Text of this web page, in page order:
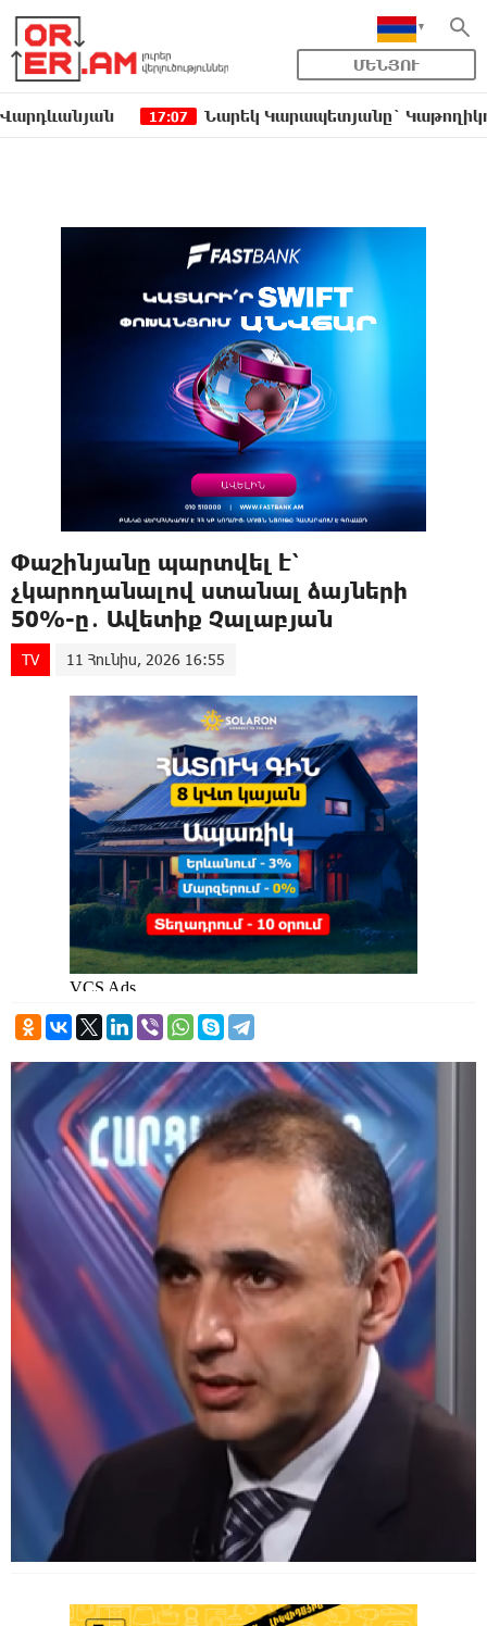
ՄԵՆՅՈՒ
17:07 Նարեկ Կարապետյանը` Կաթողիկոսին
Փաշինյանը պարտվել է՝
չկարողանալով ստանալ ձայների
50%-ը․ Ավետիք Չալաբյան
TV 11 Հունիս, 2026 16:55